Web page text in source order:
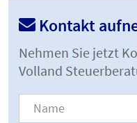
Kontakt
Nehmen Sie jetzt
Volland